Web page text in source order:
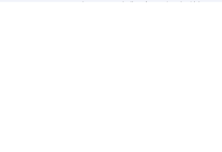
um pouco do nosso trabalho. Aproveitando, já leu